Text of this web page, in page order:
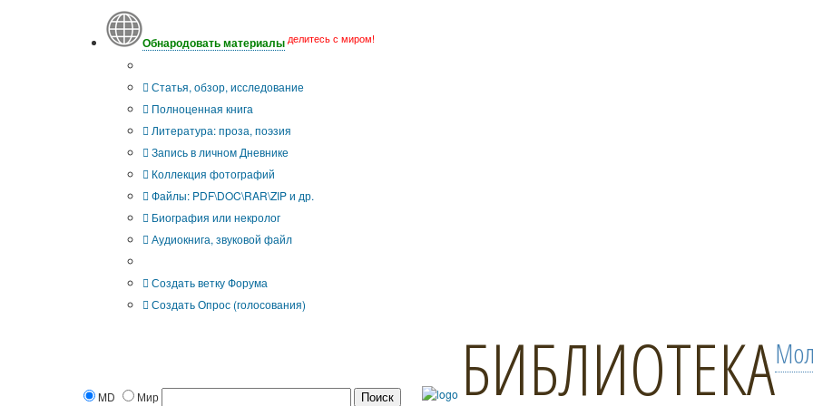
Обнародовать материалы делитесь с миром!
Статья, обзор, исследование
Полноценная книга
Литература: проза, поэзия
Запись в личном Дневнике
Коллекция фотографий
Файлы: PDF\DOC\RAR\ZIP и др.
Биография или некролог
Аудиокнига, звуковой файл
Создать ветку Форума
Создать Опрос (голосования)
MD Мир БИБЛИОТЕКА